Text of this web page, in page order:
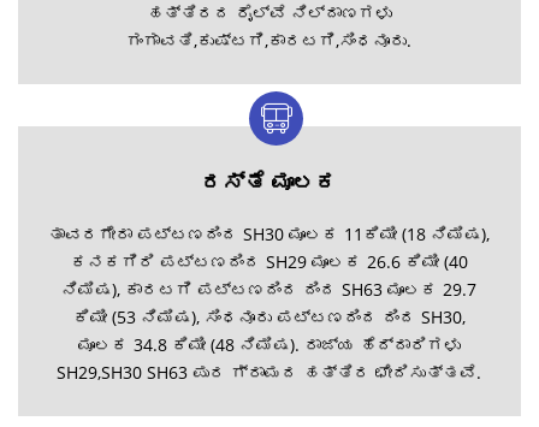
ಹತ್ತಿರದ ರೈಲ್ವೆ ನಿಲ್ದಾಣಗಳು
ಗಂಗಾವತಿ,ಕುಷ್ಟಗಿ,ಕಾರಟಗಿ,ಸಿಂಧನೂರು.
ರಸ್ತೆ ಮೂಲಕ
ತಾವರಗೇರಾ ಪಟ್ಟಣದಿಂದ SH30 ಮೂಲಕ 11ಕಿಮೀ (18 ನಿಮಿಷ),
ಕನಕಗಿರಿ ಪಟ್ಟಣದಿಂದ SH29 ಮೂಲಕ 26.6 ಕಿಮೀ (40
ನಿಮಿಷ), ಕಾರಟಗಿ ಪಟ್ಟಣದಿಂದ ದಿಂದ SH63 ಮೂಲಕ 29.7
ಕಿಮೀ (53 ನಿಮಿಷ), ಸಿಂಧನೂರು ಪಟ್ಟಣದಿಂದ ದಿಂದ SH30,
ಮೂಲಕ 34.8 ಕಿಮೀ (48 ನಿಮಿಷ). ರಾಜ್ಯ ಹೆದ್ದಾರಿಗಳು
SH29,SH30 SH63 ಪುರ ಗ್ರಾಮದ ಹತ್ತಿರ ಛೇದಿಸುತ್ತವೆ.